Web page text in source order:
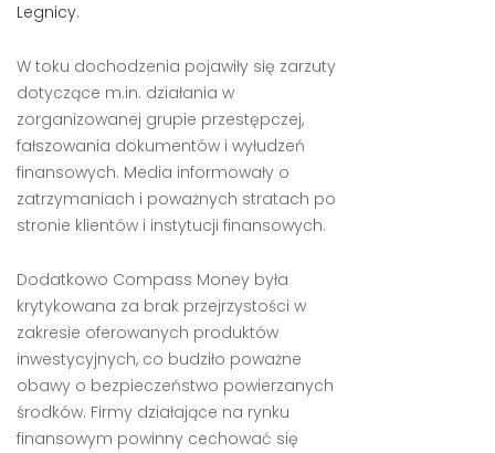
Legnicy.
W toku dochodzenia pojawiły się zarzuty
dotyczące m.in. działania w
zorganizowanej grupie przestępczej,
fałszowania dokumentów i wyłudzeń
finansowych. Media informowały o
zatrzymaniach i poważnych stratach po
stronie klientów i instytucji finansowych.
Dodatkowo Compass Money była
krytykowana za brak przejrzystości w
zakresie oferowanych produktów
inwestycyjnych, co budziło poważne
obawy o bezpieczeństwo powierzanych
środków. Firmy działające na rynku
finansowym powinny cechować się